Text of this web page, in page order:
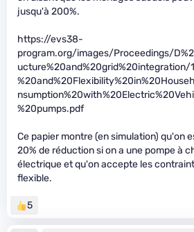
jusqu'à 200%.
https://evs38-
program.org/images/Proceedings/
ucture%20and%20grid%20integration/
%20pumps.pdf
Ce papier montre (en simulation) qu'on
20% de réduction si on a une pompe à
électrique et qu'on accepte les
flexible.
5